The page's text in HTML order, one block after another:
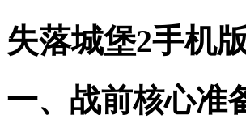
失落城堡2手机
一、战前核心准